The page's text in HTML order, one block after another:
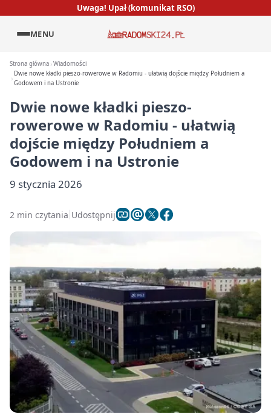
Uwaga! Upał (komunikat RSO)
MENU
Strona główna Wiadomości
Dwie nowe kładki pieszo-rowerowe w Radomiu - ułatwią dojście między Południem a
Godowem i na Ustronie
Dwie nowe kładki pieszo-
rowerowe w Radomiu - ułatwią
dojście między Południem a
Godowem i na Ustronie
9 stycznia 2026
2 min czytania Udostępnij